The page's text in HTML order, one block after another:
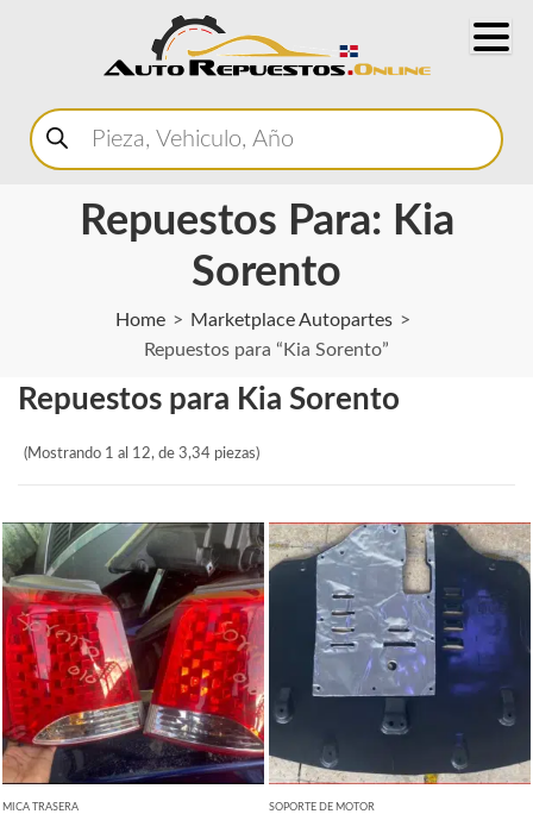
Buscar
productos
Repuestos Para: Kia
Sorento
Home
Marketplace Autopartes
Repuestos para “Kia Sorento”
Repuestos para Kia Sorento
(Mostrando 1 al 12, de 3,34 piezas)
MICA TRASERA SOPORTE DE MOTOR